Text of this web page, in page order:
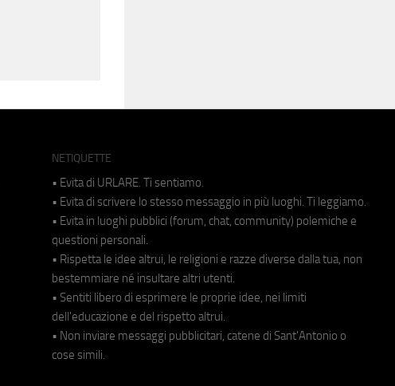
NETIQUETTE
• Evita di URLARE. Ti sentiamo.
• Evita di scrivere lo stesso messaggio in più luoghi. Ti leggiamo.
• Evita in luoghi pubblici (forum, chat, community) polemiche e
questioni personali.
• Rispetta le idee altrui, le religioni e razze diverse dalla tua, non
bestemmiare né insultare altri utenti.
• Sentiti libero di esprimere le proprie idee, nei limiti
dell'educazione e del rispetto altrui.
• Non inviare messaggi pubblicitari, catene di Sant'Antonio o
cose simili.